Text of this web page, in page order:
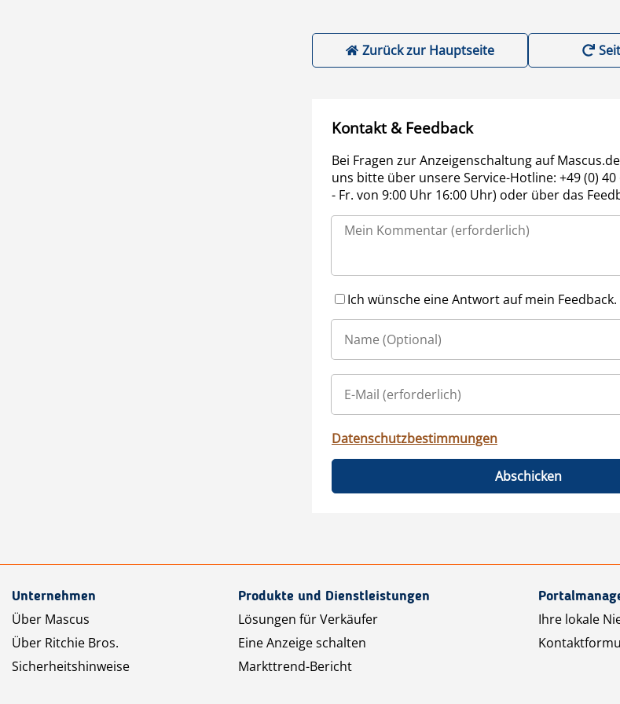
Zurück zur Hauptseite
Kontakt & Feedback
Bei Fragen zur Anzeigenschaltung auf
uns bitte über unsere Service-Hotline: +49 (0) 40
- Fr. von 9:00 Uhr 16:00 Uhr) oder über das
Ich wünsche eine Antwort auf mein Feedback.
Datenschutzbestimmungen
Abschicken
Unternehmen
Über Mascus
Über Ritchie Bros.
Sicherheitshinweise
Produkte und Dienstleistungen
Lösungen für Verkäufer
Eine Anzeige schalten
Markttrend-Bericht
Ihre lokale